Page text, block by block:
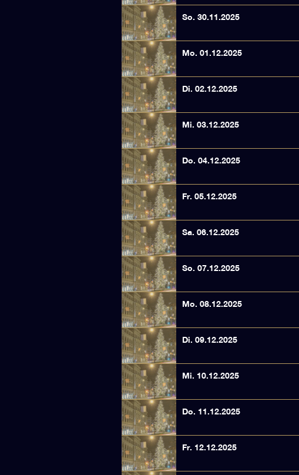
So. 30.11.2025
Mo. 01.12.2025
Di. 02.12.2025
Mi. 03.12.2025
Do. 04.12.2025
Fr. 05.12.2025
Sa. 06.12.2025
So. 07.12.2025
Mo. 08.12.2025
Di. 09.12.2025
Mi. 10.12.2025
Do. 11.12.2025
Fr. 12.12.2025